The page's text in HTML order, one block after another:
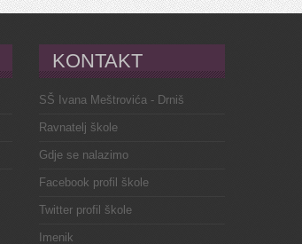
KONTAKT
SŠ Ivana Meštrovića - Drniš
Ravnatelj škole
Gdje se nalazimo
Facebook profil škole
Twitter profil škole
Imenik